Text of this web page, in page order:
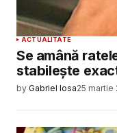
ACTUALITATE
Se amână
stabilește
by Gabriel Iosa25 martie